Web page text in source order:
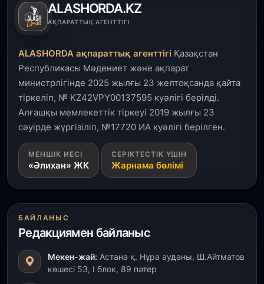
4 тамыз, 2026
3 тамыз, 2026
Өңірлерде жаңа вокзалдар, су құбыры,
логистикалық хаб және тұрғын үйлер
пайдалануға берілді
3 тамыз, 2026
Қызылордада 300 орындық аурухана,
Президенттік кітапхана және жаңа театр
салынып жатыр
Кинопоиск Қазақстан азаматтарының ең
танымал онлайн-кинотеатрына айналды
31 шілде, 2026
ALASHORDA.KZ
АҚПАРАТТЫҚ АГЕНТТІГІ
ALASHORDA ақпараттық агенттігі Қазақстан
Республикасы Мәдениет және ақпарат
министрлігінде 2025 жылғы 23 желтоқсанда қайта
тіркеліп, № KZ42VPY00137595 куәлігі берілді.
Алғашқы мемлекеттік тіркеуі 2019 жылғы 23
сәуірде жүргізіліп, №17720 ИА куәлігі берілген.
МЕНШІК ИЕСІ
«Әлихан» ЖК
СЕРІКТЕСТІК ҮШІН
Жарнама бөлімі
БАЙЛАНЫС
Редакциямен байланыс
Мекен-жай: Астана қ. Нұра ауданы, Ш.Айтматов
көшесі 53, І блок, 89 пәтер